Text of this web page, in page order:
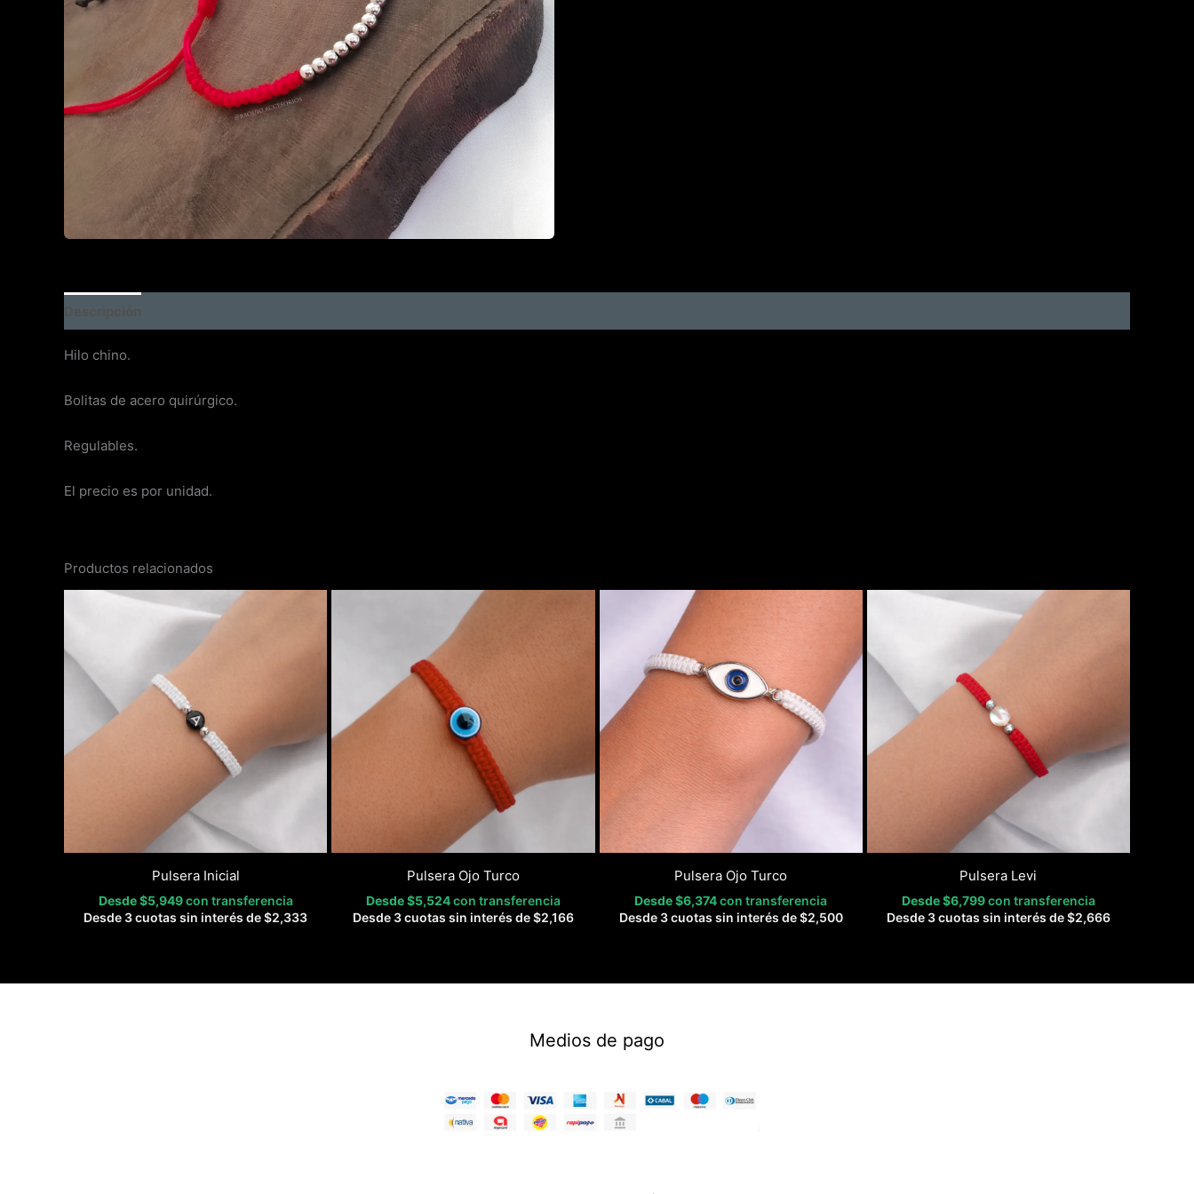
Hilo chino.
Bolitas de acero quirúrgico.
Regulables.
El precio es por unidad.
Productos relacionados
Pulsera Inicial
Desde$5,949con transferencia
Desde 3 cuotas sin interés de$2,333
Pulsera Ojo Turco
Desde$5,524con transferencia
Desde 3 cuotas sin interés de$2,166
Pulsera Ojo Turco
Desde$6,374con transferencia
Desde 3 cuotas sin interés de$2,500
Pulsera Levi
Desde$6,799con transferencia
Desde 3 cuotas sin interés de$2,666
Medios de pago